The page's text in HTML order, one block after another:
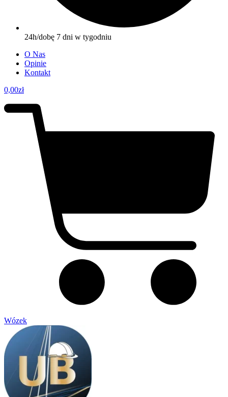
24h/dobę 7 dni w tygodniu
O Nas
Opinie
Kontakt
0,00zł
Wózek